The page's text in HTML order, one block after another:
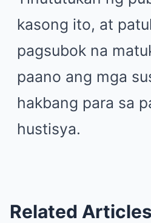
kasong ito, at
pagsubok na
paano ang mga
hakbang para sa
hustisya.
Related Articles